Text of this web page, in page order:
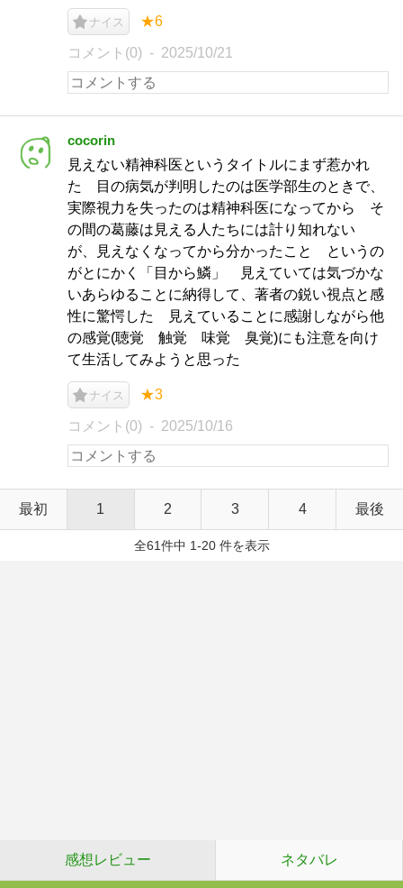
ナイス ★6
コメント(0) 2025/10/21
cocorin
見えない精神科医というタイトルにまず惹かれ
た 目の病気が判明したのは医学部生のときで、
実際視力を失ったのは精神科医になってから そ
の間の葛藤は見える人たちには計り知れない
が、見えなくなってから分かったこと というの
がとにかく「目から鱗」 見えていては気づかな
いあらゆることに納得して、著者の鋭い視点と感
性に驚愕した 見えていることに感謝しながら他
の感覚(聴覚 触覚 味覚 臭覚)にも注意を向け
て生活してみようと思った
ナイス ★3
コメント(0) 2025/10/16
最初 1 2 3 4 最後
全61件中 1-20 件を表示
感想レビュー ネタバレ